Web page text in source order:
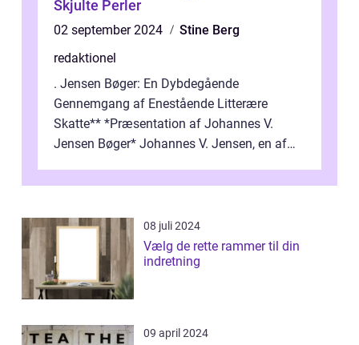
Skjulte Perler
02 september 2024
Stine Berg
redaktionel
. Jensen Bøger: En Dybdegående
Gennemgang af Enestående Litterære
Skatte** *Præsentation af Johannes V.
Jensen Bøger* Johannes V. Jensen, en af
et enestående...
08 juli 2024
Vælg de rette rammer til din
indretning
09 april 2024